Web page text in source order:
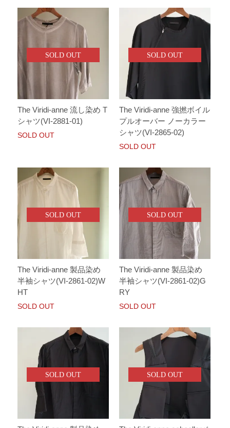
SOLD OUT
The Viridi-anne 流し染め T
シャツ(VI-2881-01)
SOLD OUT
SOLD OUT
The Viridi-anne 強撚ボイル
プルオーバー ノーカラー
シャツ(VI-2865-02)
SOLD OUT
SOLD OUT
The Viridi-anne 製品染め
半袖シャツ(VI-2861-02)W
HT
SOLD OUT
SOLD OUT
The Viridi-anne 製品染め
半袖シャツ(VI-2861-02)G
RY
SOLD OUT
SOLD OUT SOLD OUT